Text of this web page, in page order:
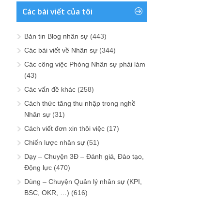
Các bài viết của tôi
Bản tin Blog nhân sự (443)
Các bài viết về Nhân sự (344)
Các công việc Phòng Nhân sự phải làm
(43)
Các vấn đề khác (258)
Cách thức tăng thu nhập trong nghề
Nhân sự (31)
Cách viết đơn xin thôi việc (17)
Chiến lược nhân sự (51)
Dạy – Chuyện 3Đ – Đánh giá, Đào tạo,
Động lực (470)
Dùng – Chuyện Quản lý nhân sự (KPI,
BSC, OKR, …) (616)